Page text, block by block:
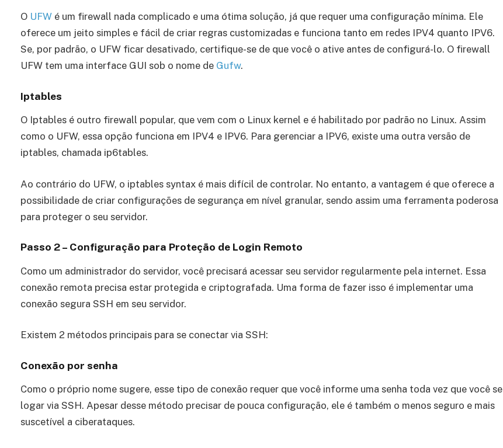
O UFW é um firewall nada complicado e uma ótima solução, já que requer uma configuração mínima. Ele
oferece um jeito simples e fácil de criar regras customizadas e funciona tanto em redes IPV4 quanto IPV6.
Se, por padrão, o UFW ficar desativado, certifique-se de que você o ative antes de configurá-lo. O firewall
UFW tem uma interface GUI sob o nome de Gufw.
Iptables
O Iptables é outro firewall popular, que vem com o Linux kernel e é habilitado por padrão no Linux. Assim
como o UFW, essa opção funciona em IPV4 e IPV6. Para gerenciar a IPV6, existe uma outra versão de
iptables, chamada ip6tables.
Ao contrário do UFW, o iptables syntax é mais difícil de controlar. No entanto, a vantagem é que oferece a
possibilidade de criar configurações de segurança em nível granular, sendo assim uma ferramenta poderosa
para proteger o seu servidor.
Passo 2 – Configuração para Proteção de Login Remoto
Como um administrador do servidor, você precisará acessar seu servidor regularmente pela internet. Essa
conexão remota precisa estar protegida e criptografada. Uma forma de fazer isso é implementar uma
conexão segura SSH em seu servidor.
Existem 2 métodos principais para se conectar via SSH:
Conexão por senha
Como o próprio nome sugere, esse tipo de conexão requer que você informe uma senha toda vez que você se
logar via SSH. Apesar desse método precisar de pouca configuração, ele é também o menos seguro e mais
suscetível a ciberataques.